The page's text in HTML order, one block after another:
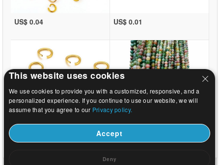
US$ 0.04 US$ 0.01
US$ 0.01 US$ 1.43
This website uses cookies
We use cookies to provide you with a customized, responsive, and a
personalized experience. If you continue to use our website, we will
assume that you agree to our Privacy policy.
Accept
Deny